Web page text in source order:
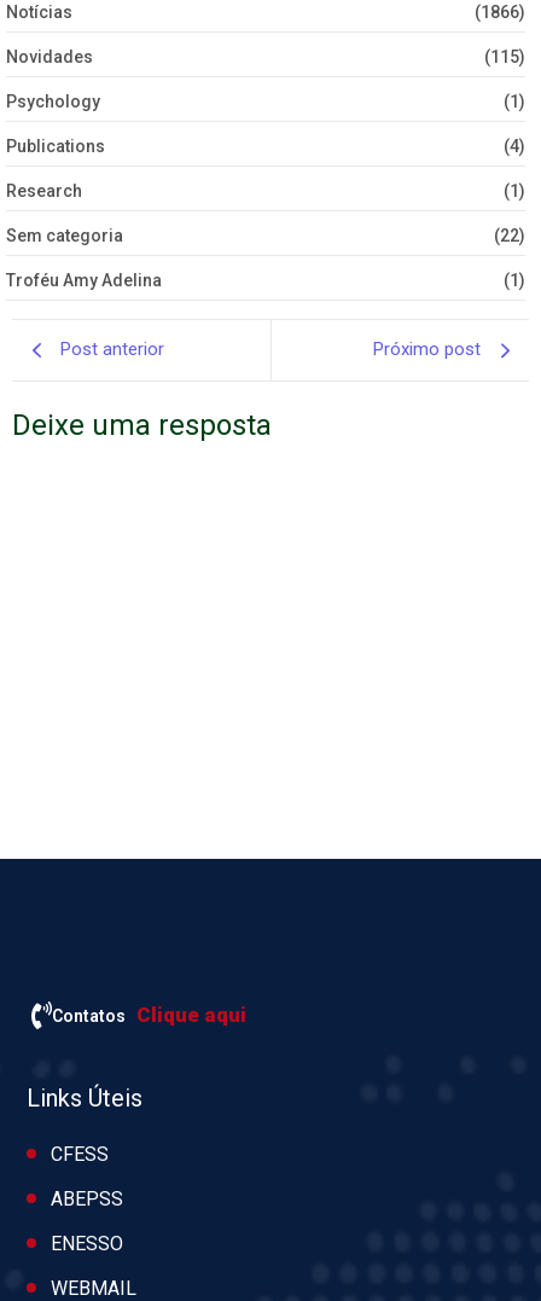
Notícias (1866)
Novidades (115)
Psychology (1)
Publications (4)
Research (1)
Sem categoria (22)
Troféu Amy Adelina (1)
Post anterior Próximo post
Deixe uma resposta
Contatos Clique aqui
Links Úteis
CFESS
ABEPSS
ENESSO
WEBMAIL